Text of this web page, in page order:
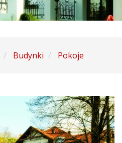
Budynki Pokoje